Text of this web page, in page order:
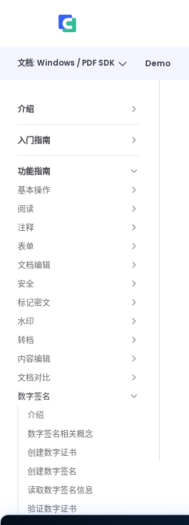
Skip to content
文档: Windows / PDF SDK Demo
介绍
入门指南
功能指南
基本操作
阅读
注释
表单
文档编辑
安全
标记密文
水印
转档
内容编辑
文档对比
数字签名
介绍
数字签名相关概念
创建数字证书
创建数字签名
读取数字签名信息
验证数字证书